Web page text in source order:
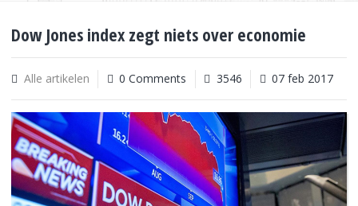
Dow Jones index zegt niets over economie
Alle artikelen 0 Comments 3546 07 feb 2017